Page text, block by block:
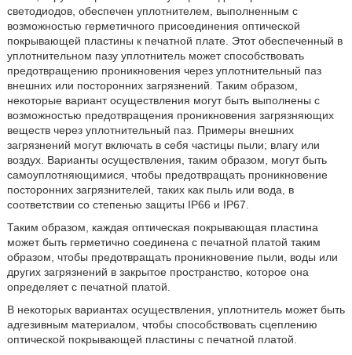
светодиодов, обеспечен уплотнителем, выполненным с
возможностью герметичного присоединения оптической
покрывающей пластины к печатной плате. Этот обеспеченный в
уплотнительном пазу уплотнитель может способствовать
предотвращению проникновения через уплотнительный паз
внешних или посторонних загрязнений. Таким образом,
некоторые вариант осуществления могут быть выполнены с
возможностью предотвращения проникновения загрязняющих
веществ через уплотнительный паз. Примеры внешних
загрязнений могут включать в себя частицы пыли; влагу или
воздух. Варианты осуществления, таким образом, могут быть
самоуплотняющимися, чтобы предотвращать проникновение
посторонних загрязнителей, таких как пыль или вода, в
соответствии со степенью защиты IP66 и IP67.
Таким образом, каждая оптическая покрывающая пластина
может быть герметично соединена с печатной платой таким
образом, чтобы предотвращать проникновение пыли, воды или
других загрязнений в закрытое пространство, которое она
определяет с печатной платой.
В некоторых вариантах осуществления, уплотнитель может быть
адгезивным материалом, чтобы способствовать сцеплению
оптической покрывающей пластины с печатной платой.